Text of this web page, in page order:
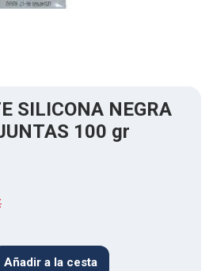
SILICONA NEGRA
100 gr
Añadir a la cesta